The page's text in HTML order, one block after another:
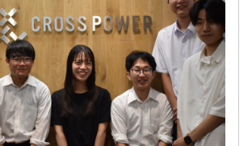
に必要な情報や技術は、日々の業務から
専門書籍からもどんどん学んで力をつけ
めにクロスパワーでは、能力向上に必要
には、最大1万円まで書籍購入補助金を